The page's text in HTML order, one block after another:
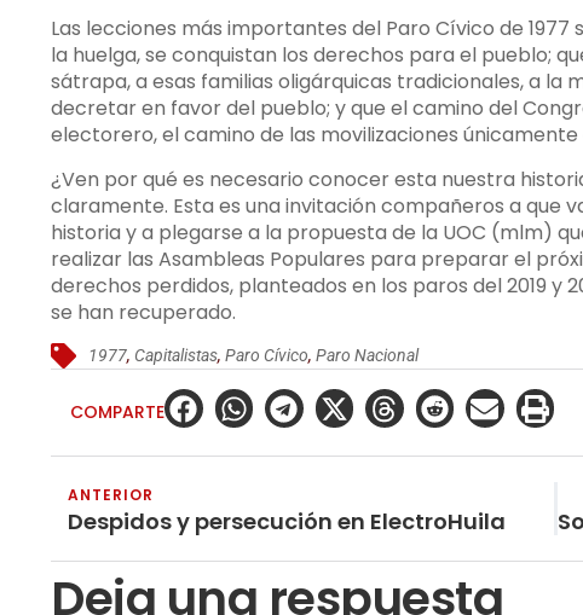
Las lecciones más importantes del Paro Cívico de
la huelga, se conquistan los derechos para el pueblo;
sátrapa, a esas familias oligárquicas tradicionales, a la
decretar en favor del pueblo; y que el camino del
electorero, el camino de las movilizaciones únicamente
¿Ven por qué es necesario conocer esta nuestra
claramente. Esta es una invitación compañeros a que
historia y a plegarse a la propuesta de la UOC (mlm)
realizar las Asambleas Populares para preparar el
derechos perdidos, planteados en los paros del 2019 y
se han recuperado.
1977, Capitalistas,Paro Cívico,Paro Nacional
COMPARTE
ANTERIOR
Despidos y persecución en ElectroHuila
Deja una respuesta